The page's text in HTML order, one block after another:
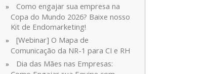
Como engajar sua empresa na
Copa do Mundo 2026? Baixe nosso
Kit de Endomarketing!
[Webinar] O Mapa de
Comunicação da NR-1 para CI e RH
Dia das Mães nas Empresas: